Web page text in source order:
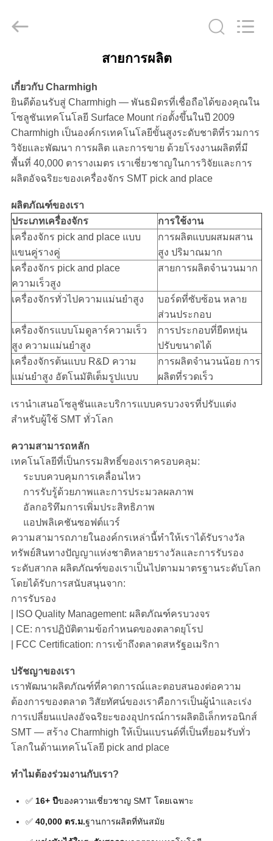
สินค้า
วิดีโอ
เกี่ยว
กับ
เรา
โรงงาน
การ
ควบคุม
คุณภาพ
ติดต่อ
เรา
ข่าว
SHOPPING
ON
LINE
แผนผัง
เว็บไซต์
เป็น
2026
CHARMHIGH
สายการผลิต
เกี่ยวกับ Charmhigh
ยินดีต้อนรับสู่ Charmhigh — พันธมิตรที่เชื่อถือได้ของคุณใน
โซลูชันเทคโนโลยี Surface Mount ก่อตั้งขึ้นในปี 2009
Charmhigh เป็นองค์กรเทคโนโลยีขั้นสูงระดับชาติที่รวมการ
วิจัยและพัฒนา การผลิต และการขาย ด้วยโรงงานผลิตที่มี
พื้นที่ 40,000 ตารางเมตร เราเชี่ยวชาญในการวิจัยและการ
ผลิตอัจฉริยะของเครื่องจักร SMT pick and place
ผลิตภัณฑ์ของเรา
ประเภทเครื่องจักร
การใช้งาน
เครื่องจักร pick and place แบบ
แขนคู่รางคู่
การผลิตแบบผสมผสาน
สูง ปริมาณมาก
เครื่องจักร pick and place
ความเร็วสูง
สายการผลิตจำนวนมาก
เครื่องจักรทั่วไปความแม่นยำสูง
บอร์ดที่ซับซ้อน หลาย
ส่วนประกอบ
เครื่องจักรแบบโมดูลาร์ความเร็ว
สูง ความแม่นยำสูง
การประกอบที่ยืดหยุ่น
ปรับขนาดได้
เครื่องจักรต้นแบบ R&D ความ
แม่นยำสูง อัตโนมัติเต็มรูปแบบ
การผลิตจำนวนน้อย การ
ผลิตที่รวดเร็ว
เรานำเสนอโซลูชันและบริการแบบครบวงจรที่ปรับแต่ง
สำหรับผู้ใช้ SMT ทั่วโลก
ความสามารถหลัก
เทคโนโลยีที่เป็นกรรมสิทธิ์ของเราครอบคลุม:
ระบบควบคุมการเคลื่อนไหว
การรับรู้ด้วยภาพและการประมวลผลภาพ
อัลกอริทึมการเพิ่มประสิทธิภาพ
แอปพลิเคชันซอฟต์แวร์
ความสามารถภายในองค์กรเหล่านี้ทำให้เราได้รับรางวัล
ทรัพย์สินทางปัญญาแห่งชาติหลายรางวัลและการรับรอง
ระดับสากล ผลิตภัณฑ์ของเราเป็นไปตามมาตรฐานระดับโลก
โดยได้รับการสนับสนุนจาก:
การรับรอง
| ISO Quality Management: ผลิตภัณฑ์ครบวงจร
| CE: การปฏิบัติตามข้อกำหนดของตลาดยุโรป
| FCC Certification: การเข้าถึงตลาดสหรัฐอเมริกา
ปรัชญาของเรา
เราพัฒนาผลิตภัณฑ์ที่คาดการณ์และตอบสนองต่อความ
ต้องการของตลาด วิสัยทัศน์ของเราคือการเป็นผู้นำและเร่ง
การเปลี่ยนแปลงอัจฉริยะของอุปกรณ์การผลิตอิเล็กทรอนิกส์
SMT — สร้าง Charmhigh ให้เป็นแบรนด์ที่เป็นที่ยอมรับทั่ว
โลกในด้านเทคโนโลยี pick and place
ทำไมต้องร่วมงานกับเรา?
✅ 16+ ปีของความเชี่ยวชาญ SMT โดยเฉพาะ
✅ 40,000 ตร.ม.ฐานการผลิตที่ทันสมัย